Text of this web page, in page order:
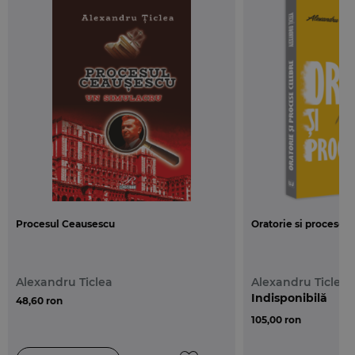
adica o fapta ilicita, constand in nerespectarea
sarcinilor de serviciu, incalcarea ordinii si disciplinei
In lucrarea de fata avem in vedere raspunderea
disciplinara a angajatilor (salariatilor, functionarilor
publici, inclusiv cu statut special, militarilor,
judecatorilor si procurorilor), adica a personalului
care presteaza munci subordonate. In acest sens,
potrivit Legii dialogului social nr. 62/2011 angajatul
individual de munca ori raport de serviciu, care
lege, precum si de prevederile contractelor sau
acordurilor colective de munca aplicabile” [art. 1 lit.
Procesul Ceausescu
Alexandru Ticlea
48,60 ron
Oratorie si procese
Alexandru Ticlea
105,00 ron
Indisponibilă